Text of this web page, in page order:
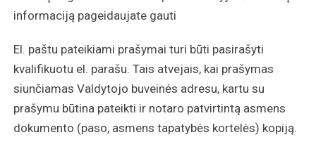
informaciją pageidaujate gauti
El. paštu pateikiami prašymai turi būti pasirašyti
kvalifikuotu el. parašu. Tais atvejais, kai prašymas
siunčiamas Valdytojo buveinės adresu, kartu su
prašymu būtina pateikti ir notaro patvirtintą asmens
dokumento (paso, asmens tapatybės kortelės) kopiją.